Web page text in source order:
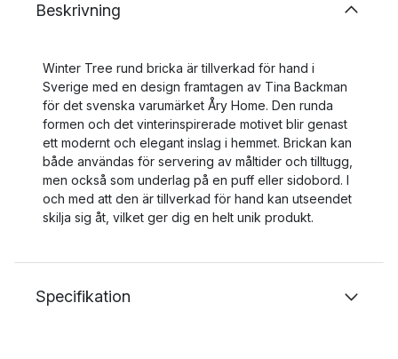
Beskrivning
Winter Tree rund bricka är tillverkad för hand i
Sverige med en design framtagen av Tina Backman
för det svenska varumärket Åry Home. Den runda
formen och det vinterinspirerade motivet blir genast
ett modernt och elegant inslag i hemmet. Brickan kan
både användas för servering av måltider och tilltugg,
men också som underlag på en puff eller sidobord. I
och med att den är tillverkad för hand kan utseendet
skilja sig åt, vilket ger dig en helt unik produkt.
Specifikation